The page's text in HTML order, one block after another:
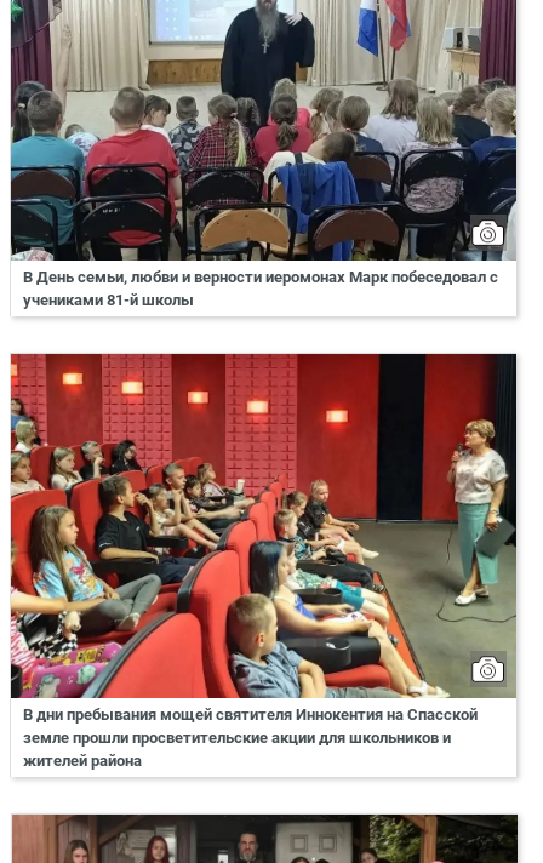
В День семьи, любви и верности иеромонах Марк побеседовал с
учениками 81-й школы
В дни пребывания мощей святителя Иннокентия на Спасской
земле прошли просветительские акции для школьников и
жителей района